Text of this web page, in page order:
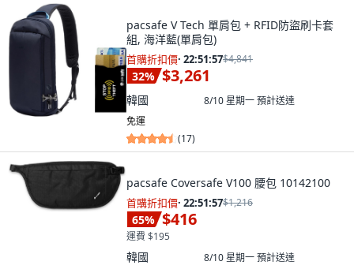
pacsafe V Tech 單肩包 + RFID防盜刷卡套
組, 海洋藍(單肩包)
首購折扣價· 22:51:55$4,841
32% $3,261
韓國 8/10 星期一預計送達
免運
(17)
pacsafe Coversafe V100 腰包 10142100
首購折扣價· 22:51:55$1,216
65% $416
運費 $195
韓國 8/10 星期一預計送達